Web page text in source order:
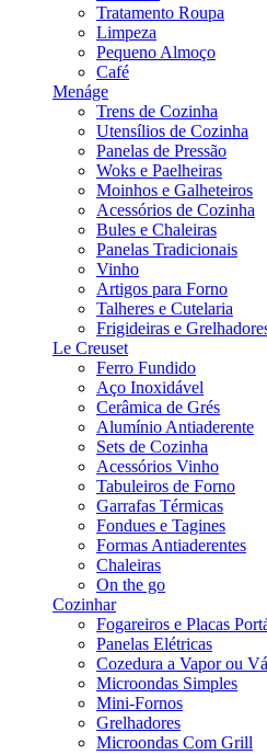
Tratamento Roupa
Limpeza
Pequeno Almoço
Café
Menáge
Trens de Cozinha
Utensílios de Cozinha
Panelas de Pressão
Woks e Paelheiras
Moinhos e Galheteiros
Acessórios de Cozinha
Bules e Chaleiras
Panelas Tradicionais
Vinho
Artigos para Forno
Talheres e Cutelaria
Frigideiras e
Le Creuset
Ferro Fundido
Aço Inoxidável
Cerâmica de Grés
Alumínio Antiaderente
Sets de Cozinha
Acessórios Vinho
Tabuleiros de Forno
Garrafas Térmicas
Fondues e Tagines
Formas Antiaderentes
Chaleiras
On the go
Cozinhar
Fogareiros e Placas
Panelas Elétricas
Cozedura a Vapor ou
Microondas Simples
Mini-Fornos
Grelhadores
Microondas Com Grill